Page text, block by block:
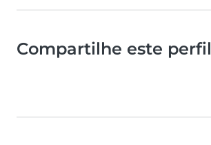
Compartilhe este perfil